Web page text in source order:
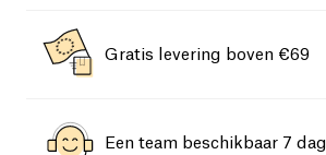
Gratis levering boven €69
Een team beschikbaar 7